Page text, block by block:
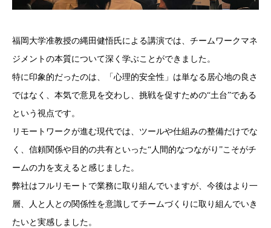
福岡大学准教授の縄田健悟氏による講演では、チームワークマネ
ジメントの本質について深く学ぶことができました。
特に印象的だったのは、「心理的安全性」は単なる居心地の良さ
ではなく、本気で意見を交わし、挑戦を促すための“土台”である
という視点です。
リモートワークが進む現代では、ツールや仕組みの整備だけでな
く、信頼関係や目的の共有といった“人間的なつながり”こそがチ
ームの力を支えると感じました。
弊社はフルリモートで業務に取り組んでいますが、今後はより一
層、人と人との関係性を意識してチームづくりに取り組んでいき
たいと実感しました。